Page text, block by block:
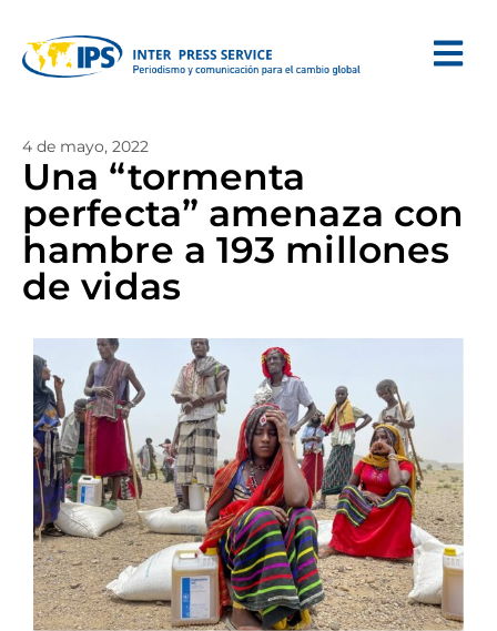
4 de mayo, 2022
Una “tormenta
perfecta” amenaza con
hambre a 193 millones
de vidas